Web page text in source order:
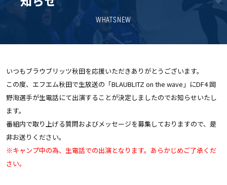
WHATSNEW
いつもブラウブリッツ秋田を応援いただきありがとうございます。
この度、エフエム秋田で生放送の「BLAUBLITZ on the wave」にDF4 岡
野洵選手が生電話にて出演することが決定しましたのでお知らせいたし
ます。
番組内で取り上げる質問およびメッセージを募集しておりますので、是
非お送りください。
※キャンプ中の為、生電話での出演となります。あらかじめご了承くだ
さい。